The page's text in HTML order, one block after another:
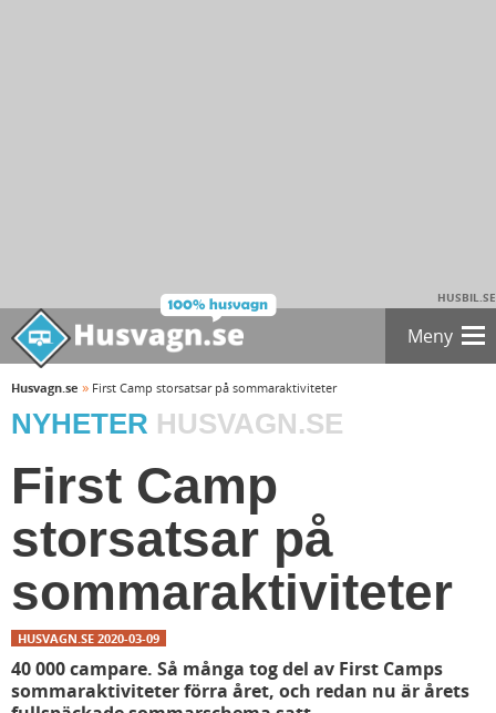
HUSBIL.SE
Meny
Husvagn.se » First Camp storsatsar på sommaraktiviteter
NYHETER HUSVAGN.SE
First Camp
storsatsar på
sommaraktiviteter
HUSVAGN.SE 2020-03-09
40 000 campare. Så många tog del av First Camps
sommaraktiviteter förra året, och redan nu är årets